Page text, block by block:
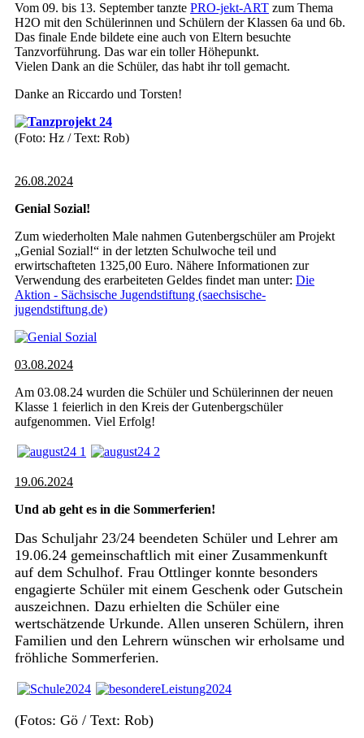
Vom 09. bis 13. September tanzte PRO-jekt-ART zum Thema
H2O mit den Schülerinnen und Schülern der Klassen 6a und 6b.
Das finale Ende bildete eine auch von Eltern besuchte
Tanzvorführung. Das war ein toller Höhepunkt.
Vielen Dank an die Schüler, das habt ihr toll gemacht.
Danke an Riccardo und Torsten!
(Foto: Hz / Text: Rob)
26.08.2024
Genial Sozial!
Zum wiederholten Male nahmen Gutenbergschüler am Projekt
„Genial Sozial!“ in der letzten Schulwoche teil und
erwirtschafteten 1325,00 Euro. Nähere Informationen zur
Verwendung des erarbeiteten Geldes findet man unter: Die
Aktion - Sächsische Jugendstiftung (saechsische-
jugendstiftung.de)
03.08.2024
Am 03.08.24 wurden die Schüler und Schülerinnen der neuen
Klasse 1 feierlich in den Kreis der Gutenbergschüler
aufgenommen. Viel Erfolg!
19.06.2024
Und ab geht es in die Sommerferien!
Das Schuljahr 23/24 beendeten Schüler und Lehrer am
19.06.24 gemeinschaftlich mit einer Zusammenkunft
auf dem Schulhof. Frau Ottlinger konnte besonders
engagierte Schüler mit einem Geschenk oder Gutschein
auszeichnen. Dazu erhielten die Schüler eine
wertschätzende Urkunde. Allen unseren Schülern, ihren
Familien und den Lehrern wünschen wir erholsame und
fröhliche Sommerferien.
(Fotos: Gö / Text: Rob)